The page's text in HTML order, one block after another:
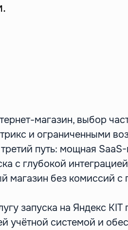
магазин, выбор
и ограниченными
путь: мощная
с глубокой
магазин без комиссий с
запуска на Яндекс
учётной системой и